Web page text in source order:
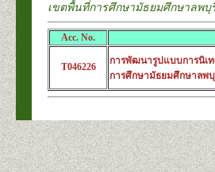
เขตพื้นที่การศึกษามัธยมศึกษาลพบุ
Acc. No.
T046226
การพัฒนารูปแบบการนิเ
การศึกษามัธยมศึกษาลพ